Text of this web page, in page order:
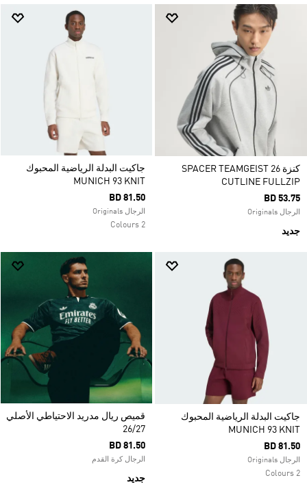
كنزة SPACER TEAMGEIST 26
CUTLINE FULLZIP
BD 53.75
الرجال Originals
جديد
جاكيت البدلة الرياضية المحبوك
MUNICH 93 KNIT
BD 81.50
الرجال Originals
2 Colours
جاكيت البدلة الرياضية المحبوك
MUNICH 93 KNIT
BD 81.50
الرجال Originals
2 Colours
قميص ريال مدريد الاحتياطي الأصلي
26/27
BD 81.50
الرجال كرة القدم
جديد